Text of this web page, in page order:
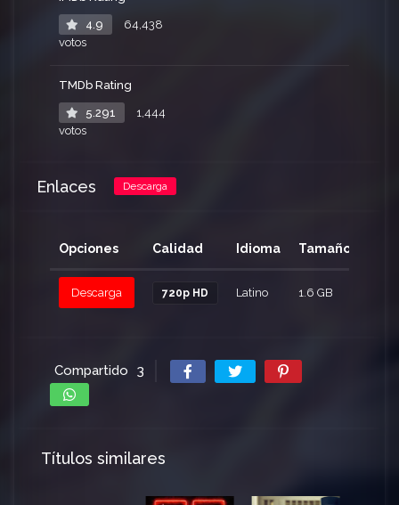
4.9
64,438
votos
TMDb Rating
5.291
1,444
votos
Enlaces Descarga
Opciones Calidad Idioma Tamaño
Descarga 720p HD Latino 1.6 GB
Compartido 3
Títulos similares